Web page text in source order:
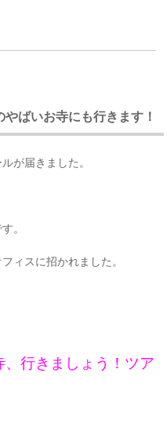
ばいお寺にも行きます！
が届きました。
。
ィスに招かれました。
、行きましょう！ツア